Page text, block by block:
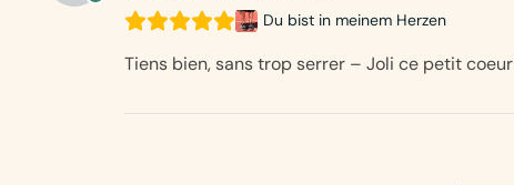
Du bist in meinem Herzen
Tiens bien, sans trop serrer – Joli ce petit coeur